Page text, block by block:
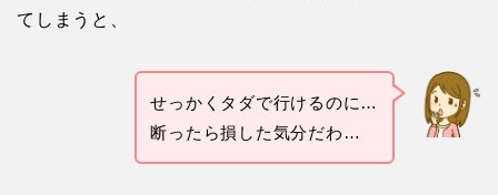
てしまうと、
せっかくタダで行けるのに…
断ったら損した気分だわ…